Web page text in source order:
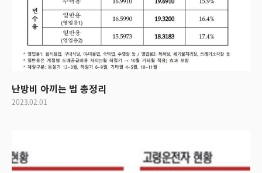
난방비 아끼는 법 총정리
2023.02.01